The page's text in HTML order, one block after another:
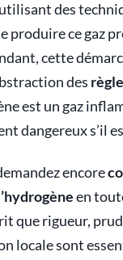
utilisant des
produire ce gaz
cette
des
est un gaz
dangereux s’il
encore
en
que rigueur,
locale sont